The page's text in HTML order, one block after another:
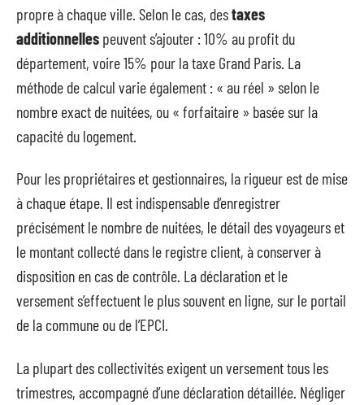
propre à chaque ville. Selon le cas, destaxes
additionnelles peuvent s’ajouter : 10% au profit du
département, voire 15% pour la taxe Grand Paris. La
méthode de calcul varie également : « au réel » selon le
nombre exact de nuitées, ou « forfaitaire » basée sur la
capacité du logement.
Pour les propriétaires et gestionnaires, la rigueur est de mise
à chaque étape. Il est indispensable d’enregistrer
précisément le nombre de nuitées, le détail des voyageurs et
le montant collecté dans le registre client, à conserver à
disposition en cas de contrôle. La déclaration et le
versement s’effectuent le plus souvent en ligne, sur le portail
de la commune ou de l’EPCI.
La plupart des collectivités exigent un versement tous les
trimestres, accompagné d’une déclaration détaillée. Négliger